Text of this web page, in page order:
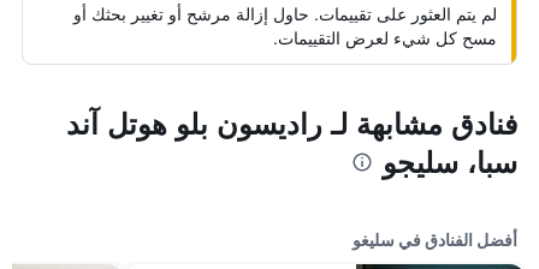
لم يتم العثور على تقييمات. حاول إزالة مرشح أو تغيير بحثك أو
مسح كل شيء لعرض التقييمات.
فنادق مشابهة لـ راديسون بلو هوتل آند
سبا، سليجو
أفضل الفنادق في سليغو